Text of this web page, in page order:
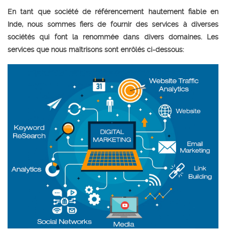
En tant que société de référencement hautement fiable en
Inde, nous sommes fiers de fournir des services à diverses
sociétés qui font la renommée dans divers domaines. Les
services que nous maîtrisons sont enrôlés ci-dessous: